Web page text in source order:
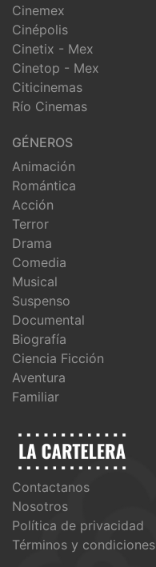
Cinemex
Cinépolis
Cinetix - Mex
Cinetop - Mex
Citicinemas
Río Cinemas
GÉNEROS
Animación
Romántica
Acción
Terror
Drama
Comedia
Musical
Suspenso
Documental
Biografía
Ciencia Ficción
Aventura
Familiar
Contactanos
Nosotros
Política de privacidad
Términos y condiciones